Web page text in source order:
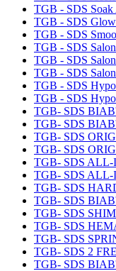
TGB - SDS Soak
TGB - SDS
TGB - SDS
TGB - SDS
TGB - SDS
TGB - SDS
TGB - SDS
TGB - SDS
TGB- SDS
TGB- SDS
TGB- SDS
TGB- SDS
TGB- SDS
TGB- SDS
TGB- SDS
TGB- SDS
TGB- SDS
TGB- SDS
TGB- SDS
TGB- SDS 2
TGB- SDS